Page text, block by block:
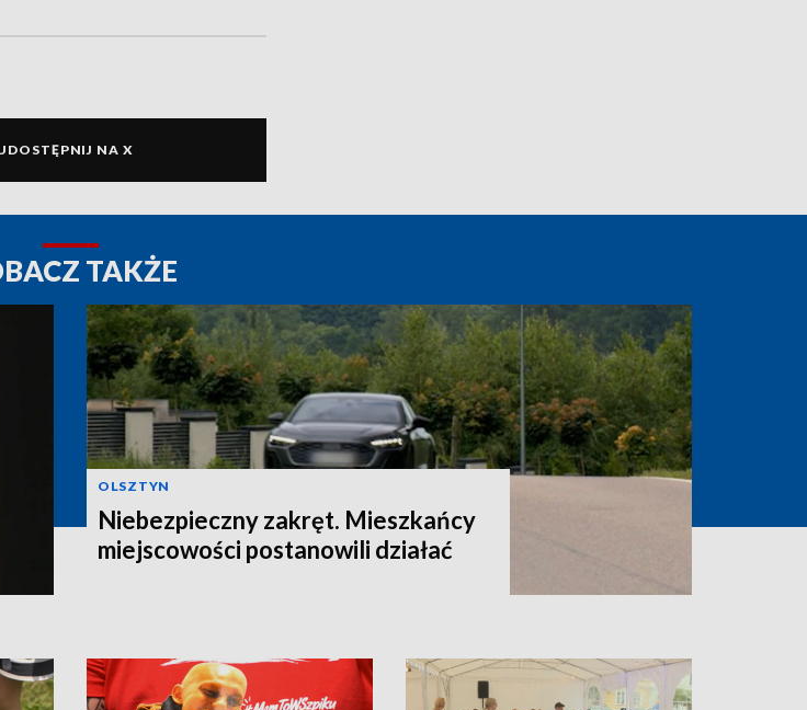
NA X
TAKŻE
OLSZTYN
Niebezpieczny zakręt. Mieszkańcy
miejscowości postanowili działać